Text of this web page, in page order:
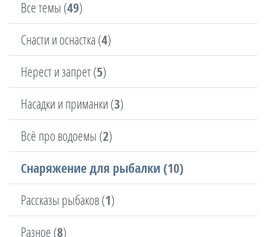
Все темы (49)
Снасти и оснастка (4)
Нерест и запрет (5)
Насадки и приманки (3)
Всё про водоемы (2)
Снаряжение для рыбалки (10)
Рассказы рыбаков (1)
Разное (8)